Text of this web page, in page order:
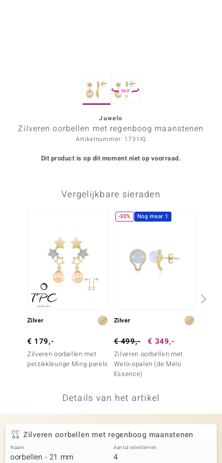
Collection
360°
Juwelo
Zilveren oorbellen met regenboog maanstenen
Artikelnummer: 1731IQ
Dit product is op dit moment niet op voorraad.
Vergelijkbare sieraden
Zilver
€ 179,-
Zilveren oorbellen met
perzikkleurige Ming parels
-30% Nog maar 1
Zilver
€ 499,- € 349,-
Zilveren oorbellen met
Welo-opalen (de Melo
Essence)
Details van het artikel
Zilveren oorbellen met regenboog maanstenen
Naam
oorbellen - 21 mm
Aantal edelstenen
4